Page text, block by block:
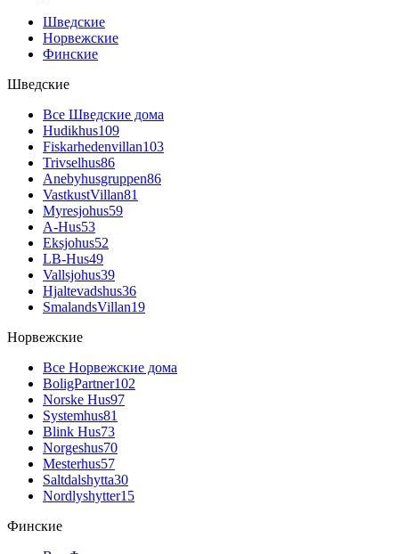
Шведские
Норвежские
Финские
Шведские
Все Шведские дома
Hudikhus109
Fiskarhedenvillan103
Trivselhus86
Anebyhusgruppen86
VastkustVillan81
Myresjohus59
A-Hus53
Eksjohus52
LB-Hus49
Vallsjohus39
Hjaltevadshus36
SmalandsVillan19
Норвежские
Все Норвежские дома
BoligPartner102
Norske Hus97
Systemhus81
Blink Hus73
Norgeshus70
Mesterhus57
Saltdalshytta30
Nordlyshytter15
Финские